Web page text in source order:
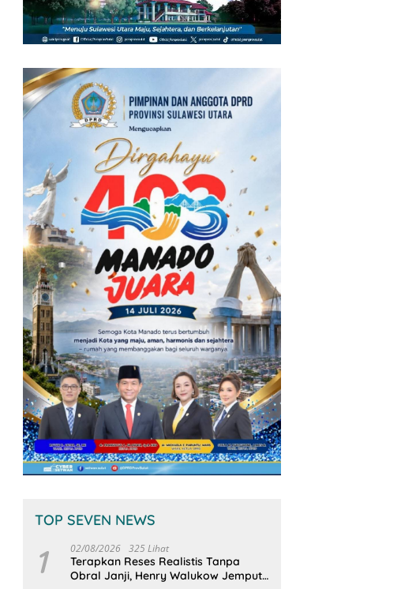
TOP SEVEN NEWS
1 02/08/2026 325 Lihat
Terapkan Reses Realistis Tanpa
Obral Janji, Henry Walukow Jemput